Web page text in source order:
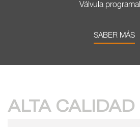
Válvula
ALTA CALIDAD